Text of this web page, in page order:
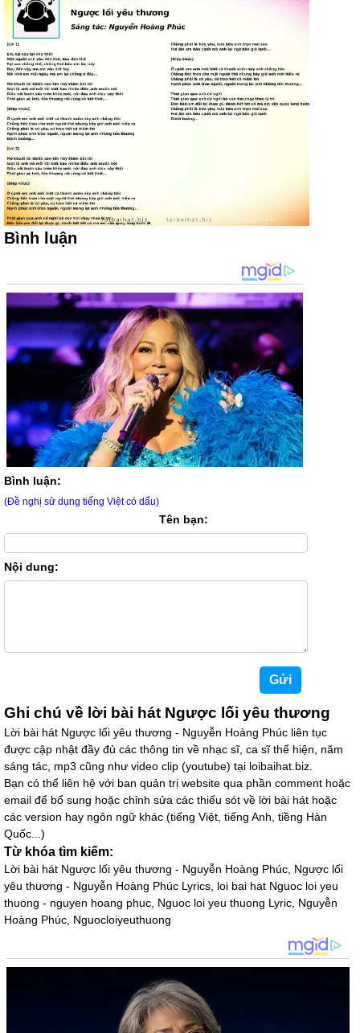
Bình luận
Bình luận:
(Đề nghị sử dụng tiếng Việt có dấu)
Tên bạn:
Nội dung:
Ghi chú về lời bài hát Ngược lối yêu thương
Lời bài hát Ngược lối yêu thương - Nguyễn Hoàng Phúc liên tục
được cập nhật đầy đủ các thông tin về nhạc sĩ, ca sĩ thể hiện, năm
sáng tác, mp3 cũng như video clip (youtube) tại loibaihat.biz.
Bạn có thể liên hệ với ban quản trị website qua phần comment hoặc
email để bổ sung hoặc chỉnh sửa các thiếu sót về lời bài hát hoặc
các version hay ngôn ngữ khác (tiếng Việt, tiếng Anh, tiềng Hàn
Quốc...)
Từ khóa tìm kiếm:
Lời bài hát Ngược lối yêu thương - Nguyễn Hoàng Phúc, Ngược lối
yêu thương - Nguyễn Hoàng Phúc Lyrics, loi bai hat Nguoc loi yeu
thuong - nguyen hoang phuc, Nguoc loi yeu thuong Lyric, Nguyễn
Hoàng Phúc, Nguocloiyeuthuong